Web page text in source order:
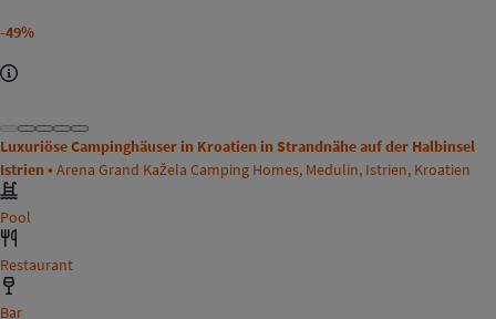
-49%
Luxuriöse Campinghäuser in Kroatien in Strandnähe auf der Halbinsel
Istrien • Arena Grand Kažela Camping Homes, Medulin, Istrien, Kroatien
Pool
Restaurant
Bar